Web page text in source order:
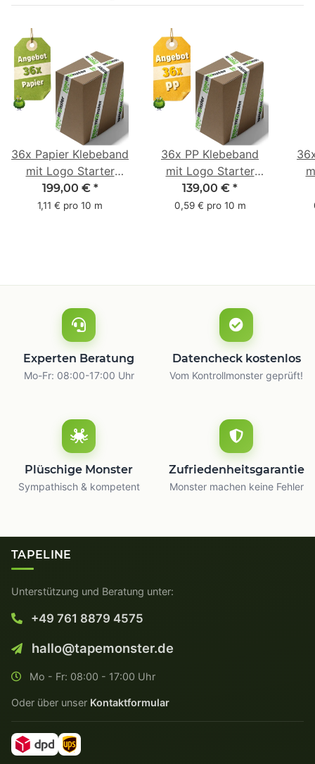
36x Papier Klebeband
mit Logo Starter
Pack - 1-farbig- 50
mm x 50 m - mit
199,00 € *
1,11 € pro 10 m
36x PP Klebeband
mit Logo Starter
Pack - 1-farbig- 48
mm x 66 m
139,00 € *
0,59 € pro 10 m
Experten Beratung
Mo-Fr: 08:00-17:00 Uhr
Datencheck kostenlos
Vom Kontrollmonster geprüft!
Plüschige Monster
Sympathisch & kompetent
Zufriedenheitsgarantie
Monster machen keine Fehler
TAPELINE
Unterstützung und Beratung unter:
+49 761 8879 4575
hallo@tapemonster.de
Mo - Fr: 08:00 - 17:00 Uhr
Oder über unser Kontaktformular